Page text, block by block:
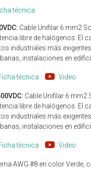
técnica
Cable Unifilar 6 mm2
libre de halógenos. El
industriales más
instalaciones en
técnica · Video
Cable Unifilar 6 mm2
libre de halógenos. El
industriales más
instalaciones en
técnica · Video
AWG #8 en color Verde,